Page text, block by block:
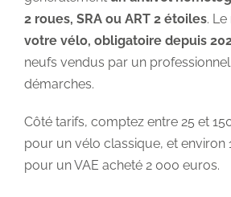
2 roues, SRA ou ART 2 étoiles. Le
votre vélo, obligatoire depuis
neufs vendus par un
démarches.
Côté tarifs, comptez entre 25 et
pour un vélo classique, et environ
pour un VAE acheté 2 000 euros.